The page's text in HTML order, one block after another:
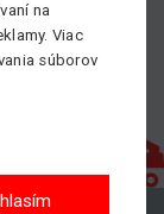
na
Viac
súborov